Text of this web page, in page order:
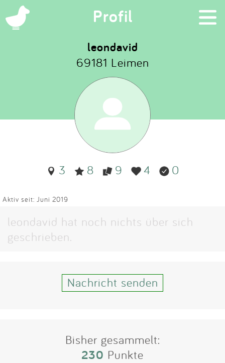
Profil ×
Suchen
Eintragen
App
Blog
Partner
Impressum
leondavid
69181 Leimen
3 8 9 4 0
Aktiv seit: Juni 2019
leondavid hat noch nichts über sich
geschrieben.
Nachricht senden
Bisher gesammelt:
230 Punkte